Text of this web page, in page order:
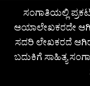
ಸಂಗಾತಿಯಲ್ಲಿ
ಆಯಾಲೇಖಕರದೇ
ಸದರಿ ಲೇಖಕರದೆ
ಬದುಕಿಗೆ ಸಾಹಿತ್ಯ